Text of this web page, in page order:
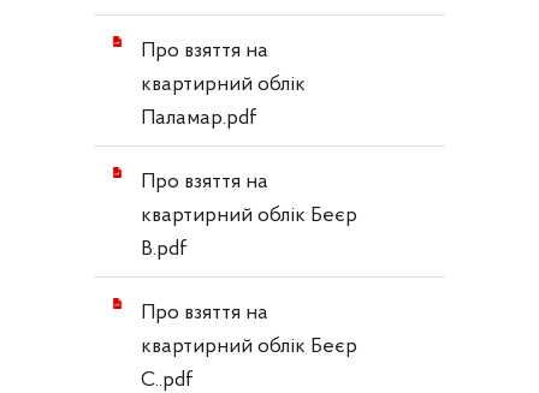
Про взяття на
квартирний облік
Паламар.pdf
Про взяття на
квартирний облік Беєр
В.pdf
Про взяття на
квартирний облік Беєр
С..pdf